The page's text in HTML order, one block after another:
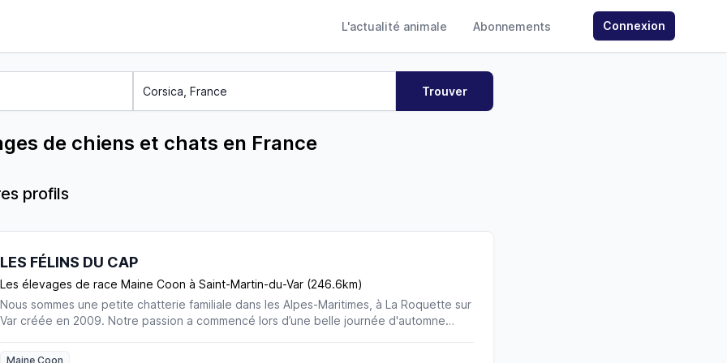
L'actualité animale Abonnements Connexion
de chiens et chats en France
profils
LES FÉLINS DU CAP
Les élevages de race Maine Coon à Saint-Martin-du-Var (246.6km)
Nous sommes une petite chatterie familiale dans les Alpes-Maritimes, à La Roquette sur
Var créée en 2009. Notre passion a commencé lors d’une belle journée d'automne
Maine Coon